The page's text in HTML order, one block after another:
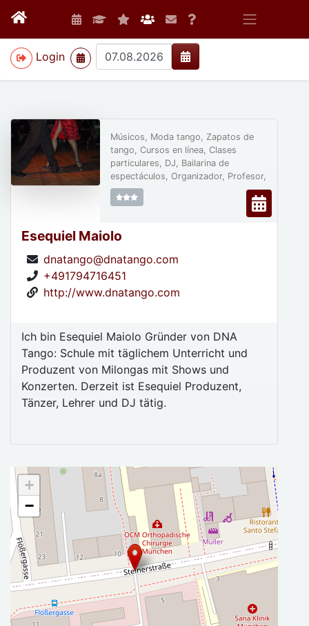
Login
>
Esequiel Maiolo
dnatango@dnatango.com
+491794716451
http://www.dnatango.com
Músicos, Moda tango, Zapatos de
tango, Cursos en línea, Clases
particulares, DJ, Bailarina de
espectáculos, Organizador, Profesor,
Ich bin Esequiel Maiolo Gründer von DNA
Tango: Schule mit täglichem Unterricht und
Produzent von Milongas mit Shows und
Konzerten. Derzeit ist Esequiel Produzent,
Tänzer, Lehrer und DJ tätig.
+
−